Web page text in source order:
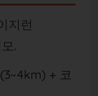
지런
.
~4km) + 코